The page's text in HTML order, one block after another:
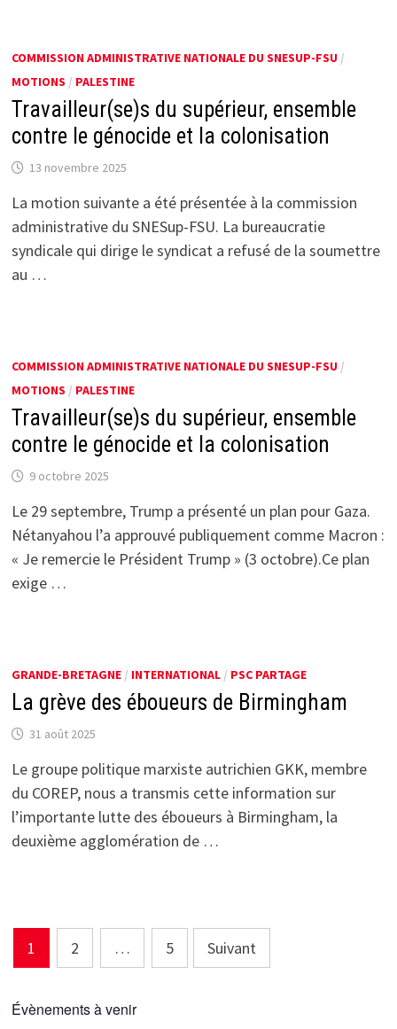
COMMISSION ADMINISTRATIVE NATIONALE DU SNESUP-FSU/
MOTIONS / PALESTINE
Travailleur(se)s du supérieur, ensemble
contre le génocide et la colonisation
13 novembre 2025
La motion suivante a été présentée à la commission
administrative du SNESup-FSU. La bureaucratie
syndicale qui dirige le syndicat a refusé de la soumettre
au …
COMMISSION ADMINISTRATIVE NATIONALE DU SNESUP-FSU/
MOTIONS / PALESTINE
Travailleur(se)s du supérieur, ensemble
contre le génocide et la colonisation
9 octobre 2025
Le 29 septembre, Trump a présenté un plan pour Gaza.
Nétanyahou l’a approuvé publiquement comme Macron :
« Je remercie le Président Trump » (3 octobre).Ce plan
exige …
GRANDE-BRETAGNE/ INTERNATIONAL/ PSC PARTAGE
La grève des éboueurs de Birmingham
31 août 2025
Le groupe politique marxiste autrichien GKK, membre
du COREP, nous a transmis cette information sur
l’importante lutte des éboueurs à Birmingham, la
deuxième agglomération de …
Pagination
des
publications
1 2 … 5 Suivant
Évènements à venir